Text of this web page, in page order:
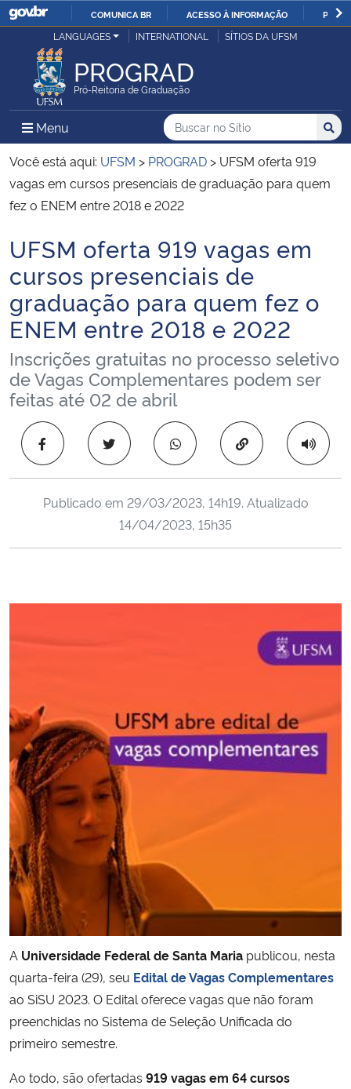
IR
O
COMUNICA BR ACESSO À INFORMAÇÃO
Ministério da Justiça e Segurança Pública
Ministério da Defesa
Ministério das Relações Exteriores
Ministério da Economia
Ministério da Infraestrutura
Ministério da Agricultura, Pecuária e Abastecimento
Ministério da Educação
Ministério da Cidadania
Ministério da Saúde
Ministério de Minas e Energia
Ministério do Meio Ambiente
Secretaria-Geral
Secretaria de Governo
Gabinete de Segurança Institucional
Advocacia-Geral da União
Banco Central do Brasil
LANGUAGES INTERNATIONAL SÍTIOS DA UFSM
PROGRAD
Pró-Reitoria de Graduação
Menu Menu Principal do Sítio
Busca
Buscar no no Sítio
Busca:
Você está aqui: UFSM > PROGRAD > UFSM oferta 919
vagas em cursos presenciais de graduação para quem
fez o ENEM entre 2018 e 2022
Início do conteúdo
UFSM oferta 919 vagas em
cursos presenciais de
graduação para quem fez o
ENEM entre 2018 e 2022
Inscrições gratuitas no processo seletivo
de Vagas Complementares podem ser
feitas até 02 de abril
Copiar para área
Publicado em 29/03/2023, 14h19. Atualizado
14/04/2023, 15h35
A Universidade Federal de Santa Maria publicou, nesta
quarta-feira (29), seu Edital de Vagas Complementares
ao SiSU 2023. O Edital oferece vagas que não foram
preenchidas no Sistema de Seleção Unificada do
primeiro semestre.
Ao todo, são ofertadas 919 vagas em 64 cursos